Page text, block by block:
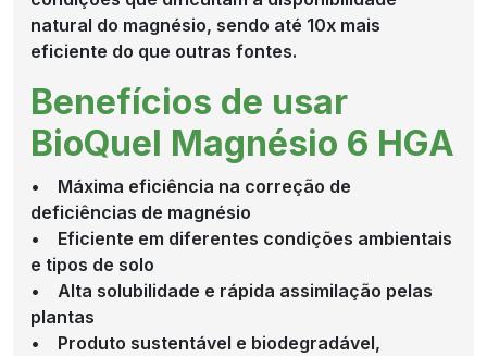
natural do magnésio, sendo até 10x mais
eficiente do que outras fontes.
Benefícios de usar
BioQuel Magnésio 6 HGA
• Máxima eficiência na correção de
deficiências de magnésio
• Eficiente em diferentes condições ambientais
e tipos de solo
• Alta solubilidade e rápida assimilação pelas
plantas
• Produto sustentável e biodegradável,